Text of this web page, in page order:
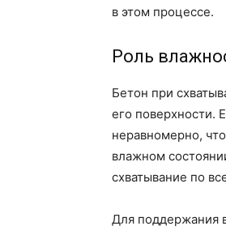
в этом процессе.
Роль
Бетон при
его поверхности.
неравномерно,
влажном
схватывание по
Для поддержания